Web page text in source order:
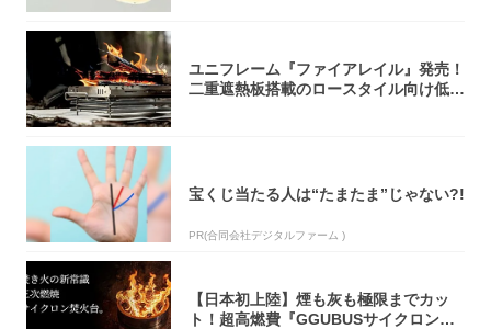
ユニフレーム『ファイアレイル』発売！
二重遮熱板搭載のロースタイル向け低型
宝くじ当たる人は“たまたま”じゃない?!
PR(合同会社デジタルファーム )
【日本初上陸】煙も灰も極限までカッ
ト！超高燃費『GGUBUSサイクロン焚